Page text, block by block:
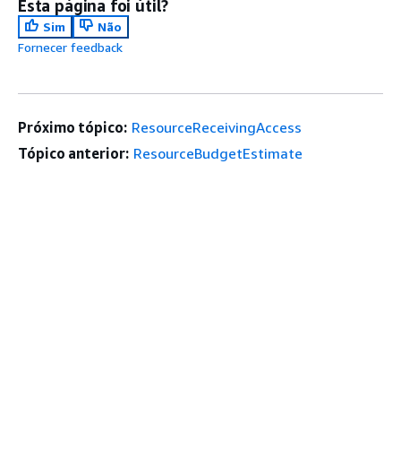
Esta página foi útil?
Sim
Não
Fornecer feedback
Próximo tópico: ResourceReceivingAccess
Tópico anterior: ResourceBudgetEstimate